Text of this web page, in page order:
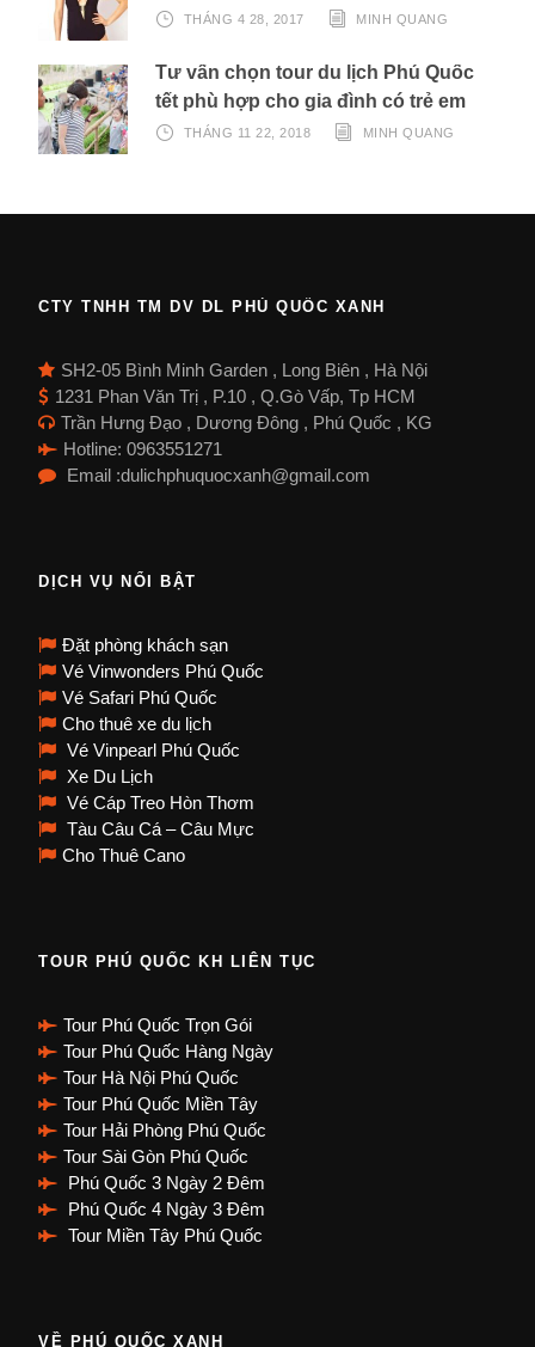
THÁNG 4 28, 2017 MINH QUANG
Tư vấn chọn tour du lịch Phú Quốc
tết phù hợp cho gia đình có trẻ em
THÁNG 11 22, 2018 MINH QUANG
CTY TNHH TM DV DL PHÚ QUỐC XANH
SH2-05 Bình Minh Garden , Long Biên , Hà Nội
1231 Phan Văn Trị , P.10 , Q.Gò Vấp, Tp HCM
Trần Hưng Đạo , Dương Đông , Phú Quốc , KG
Hotline: 0963551271
Email :dulichphuquocxanh@gmail.com
DỊCH VỤ NỔI BẬT
Đặt phòng khách sạn
Vé Vinwonders Phú Quốc
Vé Safari Phú Quốc
Cho thuê xe du lịch
Vé Vinpearl Phú Quốc
Xe Du Lịch
Vé Cáp Treo Hòn Thơm
Tàu Câu Cá – Câu Mực
Cho Thuê Cano
TOUR PHÚ QUỐC KH LIÊN TỤC
Tour Phú Quốc Trọn Gói
Tour Phú Quốc Hàng Ngày
Tour Hà Nội Phú Quốc
Tour Phú Quốc Miền Tây
Tour Hải Phòng Phú Quốc
Tour Sài Gòn Phú Quốc
Phú Quốc 3 Ngày 2 Đêm
Phú Quốc 4 Ngày 3 Đêm
Tour Miền Tây Phú Quốc
VỀ PHÚ QUỐC XANH